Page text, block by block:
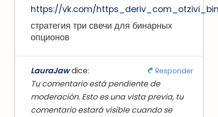
https://vk.com/
стратегия три свечи для бинарных
опционов
LauraJawdice:
Tu comentario está pendiente de
moderación. Esto es una vista previa, tu
comentario estará visible cuando se
Responder